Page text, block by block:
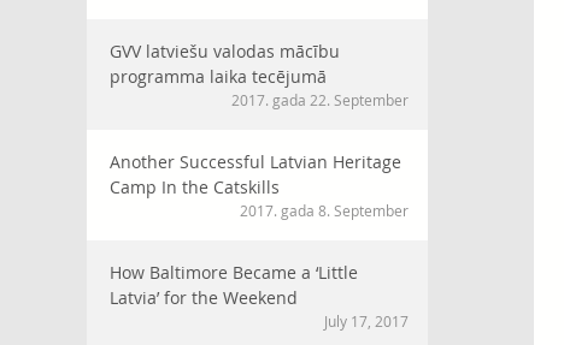
GVV latviešu valodas mācību
programma laika tecējumā
2017. gada 22. September
Another Successful Latvian Heritage
Camp In the Catskills
2017. gada 8. September
How Baltimore Became a ‘Little
Latvia’ for the Weekend
July 17, 2017